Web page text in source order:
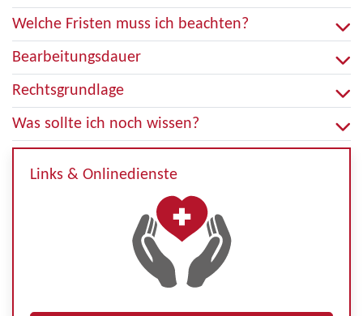
Welche Fristen muss ich beachten?
Bearbeitungsdauer
Rechtsgrundlage
Was sollte ich noch wissen?
Links & Onlinedienste